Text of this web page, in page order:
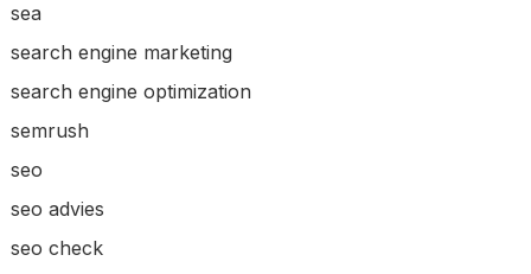
sea
search engine marketing
search engine optimization
semrush
seo
seo advies
seo check